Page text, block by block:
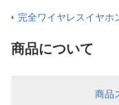
完全ワイヤレスイヤ
商品について
商品